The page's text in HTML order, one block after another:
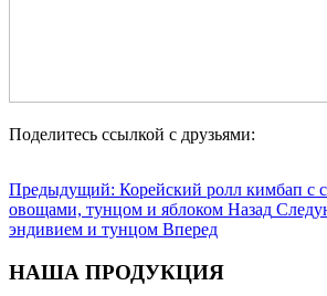
Поделитесь ссылкой с друзьями:
Предыдущий: Корейский ролл кимбап с
овощами, тунцом и яблоком Назад
эндивием и тунцом Вперед
НАША ПРОДУКЦИЯ